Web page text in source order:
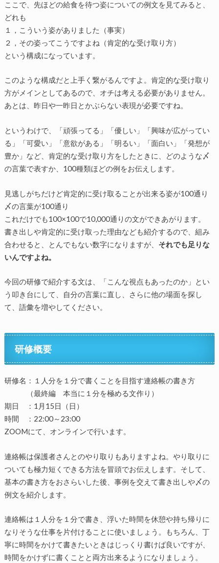
ここで、先ほどの給食を待つ姿についての例文を見てみると、
どれも
１，こういう姿がありました（事実）
２，その姿ってこうですよね（肯定的な受け取り方）
という構成になっています。
このような構成だと上手く繋がるんですよ。肯定的な受け取り
方がメインとしてあるので、オチは考える必要がありません。
あとは、昨日や一昨日とかぶらない表現が必要ですね。
というわけで、「頑張ってる」「優しい」「興味が広がってい
る」「可愛い」「意欲がある」「明るい」「面白い」「発想が
豊か」など、肯定的な受け取り方をしたときに、どのような〆
の言葉で表すか、100種類ほどの例をお伝えします。
見逃しがちだけど肯定的に受け取ることが出来る姿が100通り
〆の言葉が100通り
これだけでも100×100で10,000通りの文ができあがります。
書き出しや肯定的に受け取った理由なども紹介するので、組み
合わせると、とんでもない数字になりますが、 それでも足りな
いんですよね。
今回の研修で紹介する文は、「こんな視点もあったのか」とい
う叩き台にして、自分の言葉に直し、さらに他の場面を探し
て、語彙を増やしてください。
研修概要
研修名：１人分を１分で書くことを目指す連絡帳の書き方
（最終編 本当に１分を極める文作り）
期日 ：1月15日（日）
時間 ：22:00～23:00
ZOOMにて、オンラインで行います。
連絡帳は保護者さんとのやり取りもありますよね。やり取りに
ついても極力短くできる方法を冒頭でお伝えします。そして、
基本の書き方をおさらいした後、事例を交えて書き出しや〆の
例文を紹介します。
連絡帳は１人分を１分で書き、浮いた時間を休憩や持ち帰りに
なりそうな仕事を片付けることに使いましょう。もちろん、丁
寧に時間をかけて書きたいときはじっくり書けば良いですが、
時間をかけずに書くことと両方出来るようになりましょう。